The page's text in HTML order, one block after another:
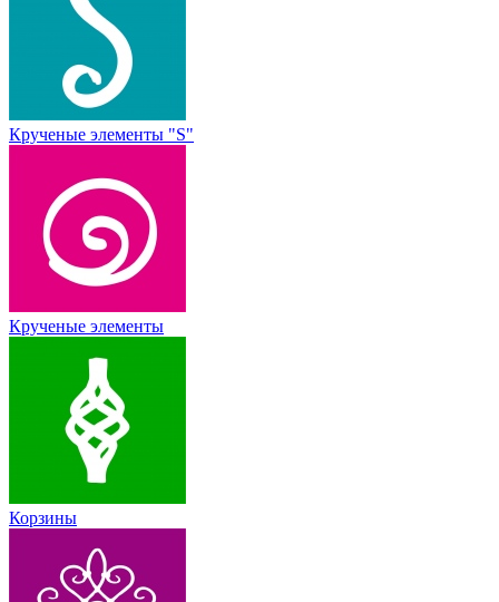
Крученые элементы "S"
Крученые элементы
Корзины